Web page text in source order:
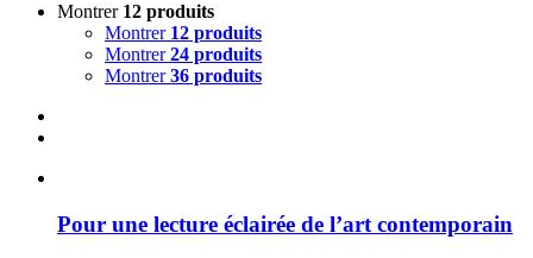
Montrer 12 produits
Montrer 12 produits
Montrer24 produits
Montrer36 produits
Pour une lecture éclairée de l’art contemporain